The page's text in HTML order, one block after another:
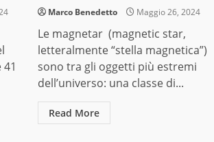
Marco Benedetto Maggio 26, 2024
Le magnetar (magnetic star,
letteralmente “stella magnetica”)
sono tra gli oggetti più estremi
dell’universo: una classe di...
Read More